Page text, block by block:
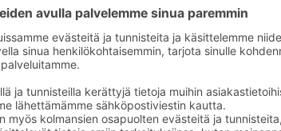
Leikkeleet, makkarat ja muut
lihavalmisteet